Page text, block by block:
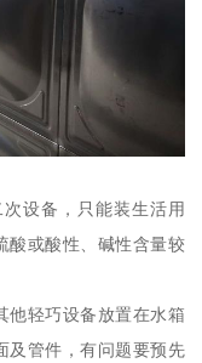
设备，只能装生活用
酸或酸性、碱性含量较
他轻巧设备放置在水箱
及管件，有问题要预先